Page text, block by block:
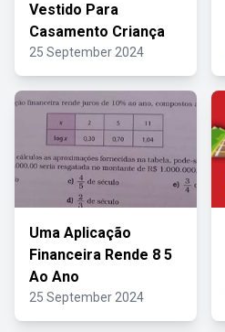
Vestido Para
Casamento Criança
25 September 2024
Uma Aplicação
Financeira Rende 8 5
Ao Ano
25 September 2024